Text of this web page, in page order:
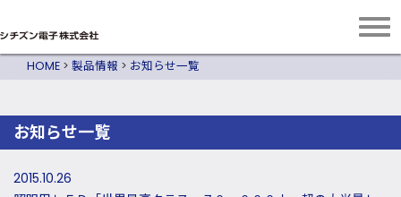
HOME > 製品情報 > お知らせ一覧
お知らせ一覧
2015.10.26